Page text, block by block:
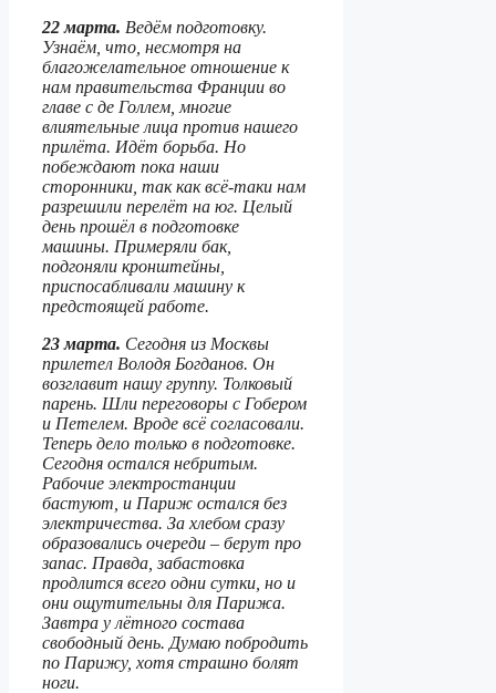
22 марта. Ведём подготовку.
Узнаём, что, несмотря на
благожелательное отношение к
нам правительства Франции во
главе с де Голлем, многие
влиятельные лица против нашего
прилёта. Идёт борьба. Но
побеждают пока наши
сторонники, так как всё-таки нам
разрешили перелёт на юг. Целый
день прошёл в подготовке
машины. Примеряли бак,
подгоняли кронштейны,
приспосабливали машину к
предстоящей работе.
23 марта. Сегодня из Москвы
прилетел Володя Богданов. Он
возглавит нашу группу. Толковый
парень. Шли переговоры с Гобером
и Петелем. Вроде всё согласовали.
Теперь дело только в подготовке.
Сегодня остался небритым.
Рабочие электростанции
бастуют, и Париж остался без
электричества. За хлебом сразу
образовались очереди – берут про
запас. Правда, забастовка
продлится всего одни сутки, но и
они ощутительны для Парижа.
Завтра у лётного состава
свободный день. Думаю побродить
по Парижу, хотя страшно болят
ноги.